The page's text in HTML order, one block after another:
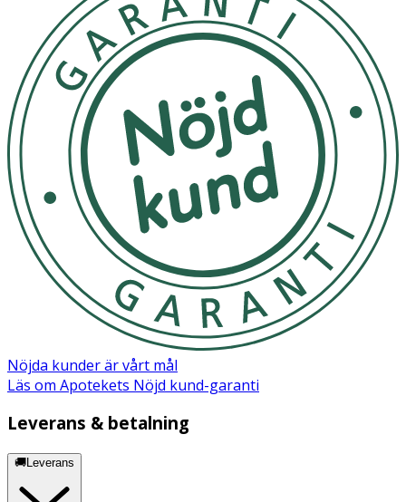
Ingredienser:
Aqua, C15-19 Alkane, Octyldodecyl Myristate, Glycerin,
Butyrospermum Parkii Butter, Cetearyl Alcohol, Glyceryl
Stearate, PEG-100 Stearate, Stearyl Alcohol, Canola Oil,
Betaine, Parfum, Tocopheryl Acetate, Ethylhexylglycerin,
Maltodextrin, Levulinic Acid, Sodium Levulinate, Beta-
Glucan, Citric Acid, Phenoxyethanol, Sodium Benzoate,
Potassium Sorbate, Limonene, Hydroxycitronellal, Citral,
Sodium Chloride, Sodium Sulfate, CI 16185, CI 19140
Nöjda kunder är vårt mål
Läs om Apotekets Nöjd kund-garanti
Leverans & betalning
🚚Leverans